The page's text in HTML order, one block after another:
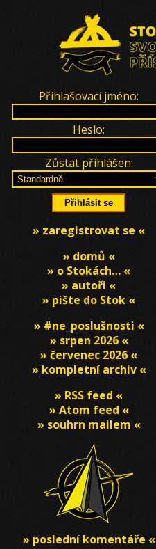
Přihlašovací jméno:
Heslo:
Zůstat přihlášen:
» zaregistrovat se «
» domů «
» o Stokách… «
» autoři «
» pište do Stok «
» #ne_poslušnosti «
» srpen 2026 «
» červenec 2026 «
» kompletní archiv «
» RSS feed «
» Atom feed «
» souhrn mailem «
» poslední komentáře «